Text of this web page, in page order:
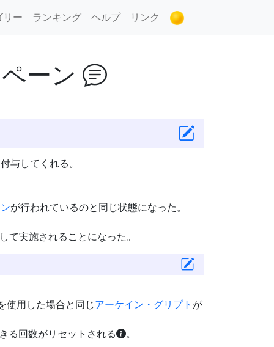
リー ランキング ヘルプ
リンク
ーン
与してくれる。
が行われているのと同じ状態になった。
実施されることになった。
使用した場合と同じアーケイン・グリプト が
る回数がリセットされる 。